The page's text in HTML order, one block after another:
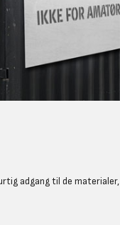
adgang til de materialer,